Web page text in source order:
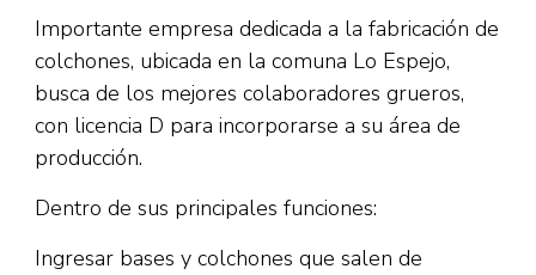
Importante empresa dedicada a la fabricación de
colchones, ubicada en la comuna Lo Espejo,
busca de los mejores colaboradores grueros,
con licencia D para incorporarse a su área de
producción.
Dentro de sus principales funciones:
Ingresar bases y colchones que salen de